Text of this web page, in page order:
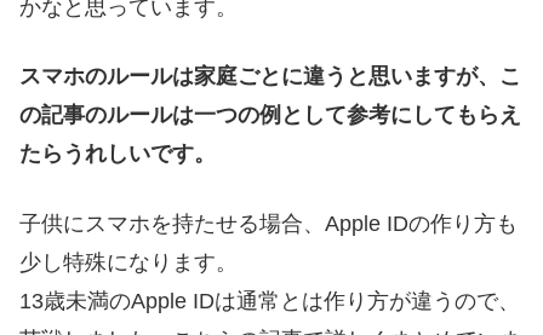
かなと思っています。
スマホのルールは家庭ごとに違うと思いますが、こ
の記事のルールは一つの例として参考にしてもらえ
たらうれしいです。
子供にスマホを持たせる場合、Apple IDの作り方も
少し特殊になります。
13歳未満のApple IDは通常とは作り方が違うので、